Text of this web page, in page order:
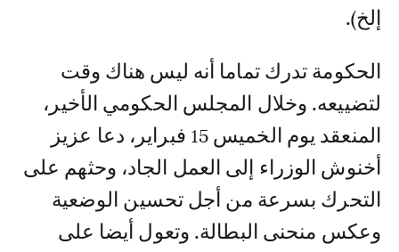
إلخ).
الحكومة تدرك تماما أنه ليس هناك وقت
لتضييعه. وخلال المجلس الحكومي الأخير،
المنعقد يوم الخميس 15 فبراير، دعا عزيز
أخنوش الوزراء إلى العمل الجاد، وحثهم على
التحرك بسرعة من أجل تحسين الوضعية
وعكس منحنى البطالة. وتعول أيضا على